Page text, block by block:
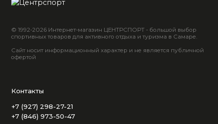
© 1992-2026 Интернет-магазин ЦЕНТРСПОРТ - большой выбор
спортивных товаров для активного отдыха и туризма в Самаре.
Сайт носит информационный характер и не является публичной
офертой
Контакты
+7 (927) 298-27-21
+7 (846) 973-50-47